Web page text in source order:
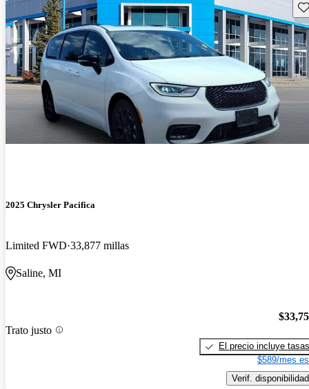
2025 Chrysler Pacifica
Limited FWD 33,877 millas
Saline, MI
Trato justo
El precio incluye tasas
$589/mes
Verif. disponibilidad